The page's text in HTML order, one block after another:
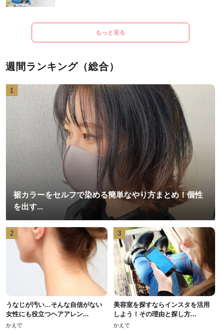
もっと見る
週間ランキング（総合）
1
裾カラーをセルフで染める簡単なやり方まとめ！個性
を出す...
2
うなじが汚い…そんな自信がない
女性にも役立つヘアアレン...
かえで
3
美容室を探すならインスタを活用
しよう！その理由と探し方...
かえで